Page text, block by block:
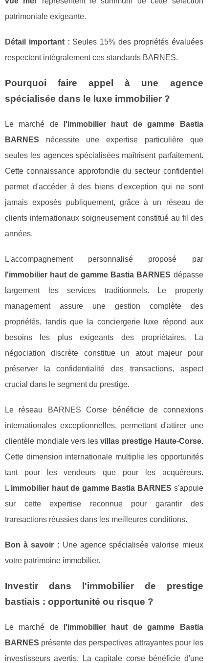
patrimoniale exigeante.
Détail important : Seules 15% des propriétés évaluées
respectent intégralement ces standards BARNES.
Pourquoi faire appel à une agence
spécialisée dans le luxe immobilier ?
Le marché de
l'immobilier haut de gamme Bastia
BARNES nécessite une expertise particulière que
seules les agences spécialisées maîtrisent parfaitement.
Cette connaissance approfondie du secteur confidentiel
permet d'accéder à des biens d'exception qui ne sont
jamais exposés publiquement, grâce à un réseau de
clients internationaux soigneusement constitué au fil des
années.
L'accompagnement personnalisé proposé par
l'immobilier haut de gamme Bastia BARNES dépasse
largement les services traditionnels. Le property
management assure une gestion complète des
propriétés, tandis que la conciergerie luxe répond aux
besoins les plus exigeants des propriétaires. La
négociation discrète constitue un atout majeur pour
préserver la confidentialité des transactions, aspect
crucial dans le segment du prestige.
Le réseau BARNES Corse bénéficie de connexions
internationales exceptionnelles, permettant d'attirer une
clientèle mondiale vers lesvillas prestige Haute-Corse.
Cette dimension internationale multiplie les opportunités
tant pour les vendeurs que pour les acquéreurs.
L'immobilier haut de gamme Bastia BARNES s'appuie
sur cette expertise reconnue pour garantir des
transactions réussies dans les meilleures conditions.
Bon à savoir : Une agence spécialisée valorise mieux
votre patrimoine immobilier.
Investir dans l'immobilier de prestige
bastiais : opportunité ou risque ?
Le marché de
l'immobilier haut de gamme Bastia
BARNES présente des perspectives attrayantes pour les
investisseurs avertis. La capitale corse bénéficie d'une